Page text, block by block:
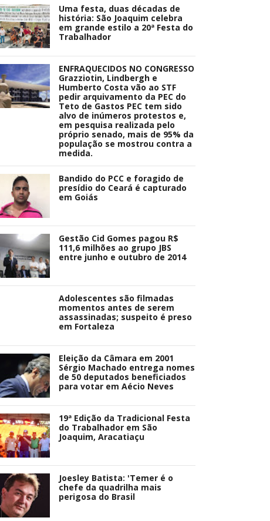
Uma festa, duas décadas de
história: São Joaquim celebra
em grande estilo a 20ª Festa do
Trabalhador
ENFRAQUECIDOS NO CONGRESSO
Grazziotin, Lindbergh e
Humberto Costa vão ao STF
pedir arquivamento da PEC do
Teto de Gastos PEC tem sido
alvo de inúmeros protestos e,
em pesquisa realizada pelo
próprio senado, mais de 95% da
população se mostrou contra a
medida.
Bandido do PCC e foragido de
presídio do Ceará é capturado
em Goiás
Gestão Cid Gomes pagou R$
111,6 milhões ao grupo JBS
entre junho e outubro de 2014
Adolescentes são filmadas
momentos antes de serem
assassinadas; suspeito é preso
em Fortaleza
Eleição da Câmara em 2001
Sérgio Machado entrega nomes
de 50 deputados beneficiados
para votar em Aécio Neves
19ª Edição da Tradicional Festa
do Trabalhador em São
Joaquim, Aracatiaçu
Joesley Batista: 'Temer é o
chefe da quadrilha mais
perigosa do Brasil